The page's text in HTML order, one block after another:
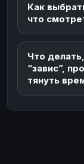
Как
что
Что
“завис”,
тянуть